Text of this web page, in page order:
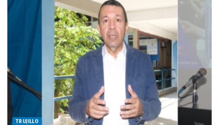
TRUJILLO